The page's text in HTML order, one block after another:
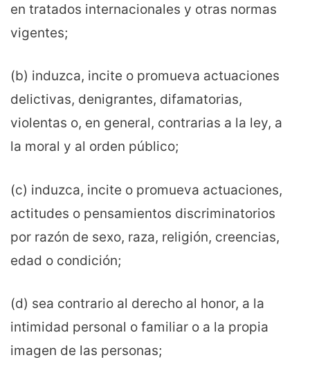
en tratados internacionales y otras normas
vigentes;
(b) induzca, incite o promueva actuaciones
delictivas, denigrantes, difamatorias,
violentas o, en general, contrarias a la ley, a
la moral y al orden público;
(c) induzca, incite o promueva actuaciones,
actitudes o pensamientos discriminatorios
por razón de sexo, raza, religión, creencias,
edad o condición;
(d) sea contrario al derecho al honor, a la
intimidad personal o familiar o a la propia
imagen de las personas;